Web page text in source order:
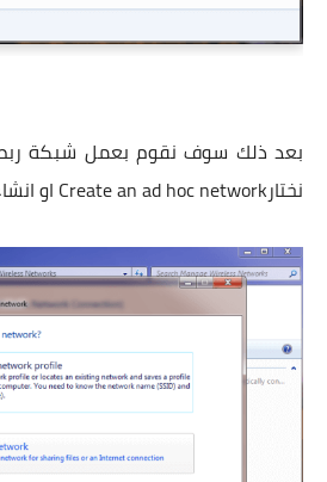
نختارCreate an ad hoc network او انشاء شبكة مشاركة.